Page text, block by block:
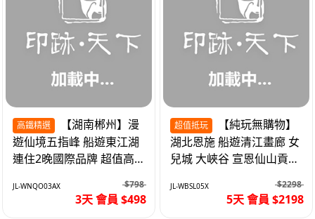
高鐵精選
遊仙境五指峰 船遊東江湖
連住2晚國際品牌 超值高
JL-WNQO03AX $798
3天 會員 $498
超值抵玩
湖北恩施 船遊清江畫廊 女
兒城 大峽谷 宣恩仙山貢水
JL-WBSL05X $2298
5天 會員 $2198